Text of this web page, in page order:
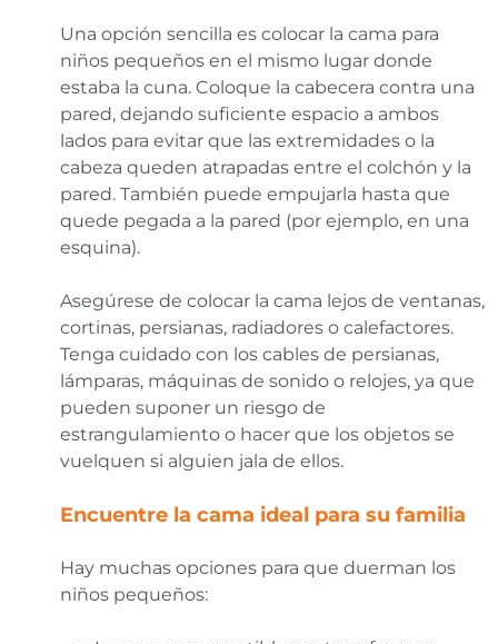
Una opción sencilla es colocar la cama para
niños pequeños en el mismo lugar donde
estaba la cuna. Coloque la cabecera contra una
pared, dejando suficiente espacio a ambos
lados para evitar que las extremidades o la
cabeza queden atrapadas entre el colchón y la
pared. También puede empujarla hasta que
quede pegada a la pared (por ejemplo, en una
esquina).
Asegúrese de colocar la cama lejos de ventanas,
cortinas, persianas, radiadores o calefactores.
Tenga cuidado con los cables de persianas,
lámparas, máquinas de sonido o relojes, ya que
pueden suponer un riesgo de
estrangulamiento o hacer que los objetos se
vuelquen si alguien jala de ellos.
Encuentre la cama ideal para su familia
Hay muchas opciones para que duerman los
niños pequeños: